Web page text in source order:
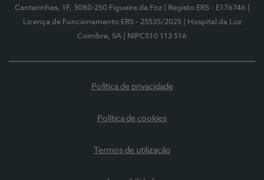
Cantarinhas, 1F, 3080-250 Figueira da Foz
| Registo ERS - E176746
Licença de Funcionamento ERS - 25535/2025
| Hospital da Luz
Coimbra, SA
| NIPC510 113 516
Política de privacidade
Política de cookies
Termos de utilização